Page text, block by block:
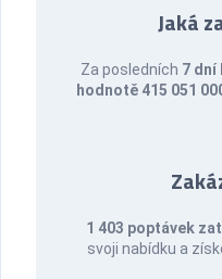
Jaká
Za posledních 7 dní
hodnotě 415 051
1 403 poptávek
svoji nabídku a